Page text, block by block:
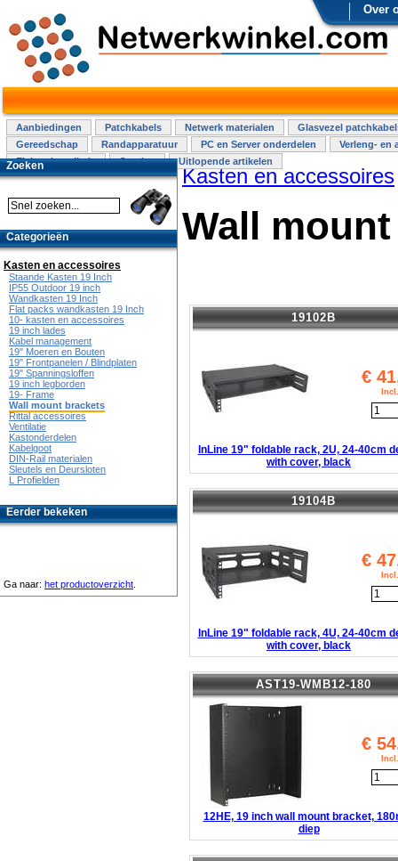
Over
Aanbiedingen Patchkabels Netwerk materialen
Glasvezel
Gereedschap
Randapparatuur PC en Server onderdelen
Verleng- en
Elektra installatie
Overige Uitlopende artikelen
Kasten en accessoires
Wall
19102B
€
InLine 19" foldable rack, 2U, 24-40cm
with cover, black
19104B
€
InLine 19" foldable rack, 4U, 24-40cm
with cover, black
AST19-WMB12-180
€
12HE, 19 inch wall mount bracket,
diep
Zoeken
Categorieën
Kasten en accessoires
Staande Kasten 19 Inch
IP55 Outdoor 19 inch
Wandkasten 19 Inch
Flat packs wandkasten 19 Inch
10- kasten en accessoires
19 inch lades
Kabel management
19" Moeren en Bouten
19" Frontpanelen / Blindplaten
19" Spanningsloffen
19 inch legborden
19- Frame
Wall mount brackets
Rittal accessoires
Ventilatie
Kastonderdelen
Kabelgoot
DIN-Rail materialen
Sleutels en Deursloten
L Profielden
Eerder bekeken
Ga naar: het productoverzicht